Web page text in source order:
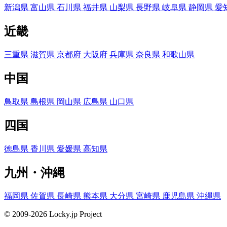
新潟県 富山県 石川県 福井県 山梨県 長野県 岐阜県 静岡県 愛
近畿
三重県 滋賀県 京都府 大阪府 兵庫県 奈良県 和歌山県
中国
鳥取県 島根県 岡山県 広島県 山口県
四国
徳島県 香川県 愛媛県 高知県
九州・沖縄
福岡県 佐賀県 長崎県 熊本県 大分県 宮崎県 鹿児島県 沖縄県
© 2009-2026 Locky.jp Project